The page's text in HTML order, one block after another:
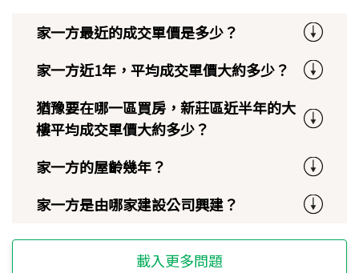
家一方最近的成交單價是多少？
家一方近1年，平均成交單價大約多少？
猶豫要在哪一區買房，新莊區近半年的大
樓平均成交單價大約多少？
家一方的屋齡幾年？
家一方是由哪家建設公司興建？
載入更多問題